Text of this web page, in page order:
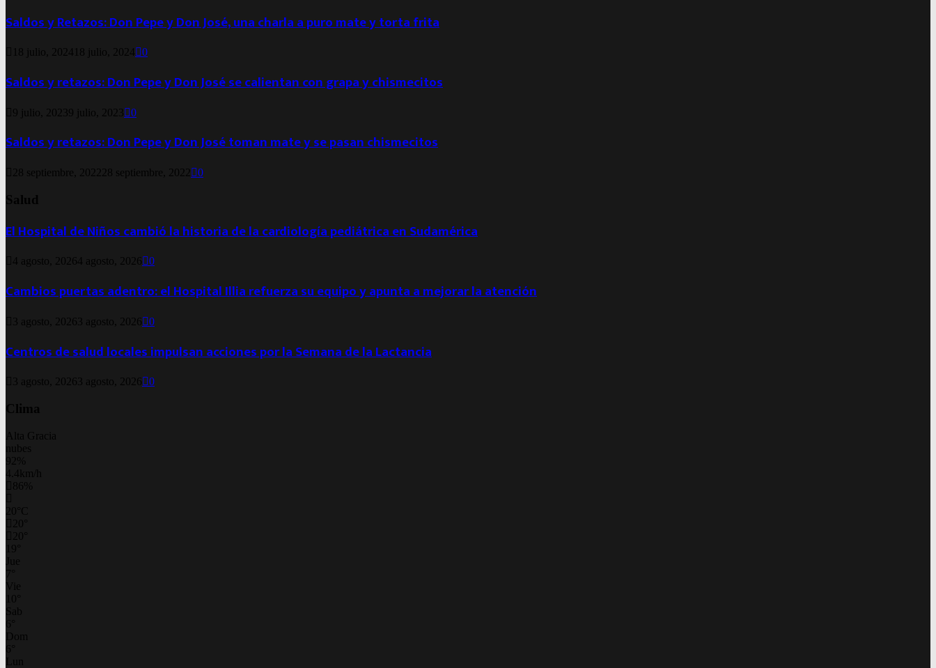
Saldos y Retazos: Don Pepe y Don José, una charla a puro mate y torta frita
18 julio, 2024 18 julio, 2024 0
Saldos y retazos: Don Pepe y Don José se calientan con grapa y chismecitos
9 julio, 20239 julio, 2023 0
Saldos y retazos: Don Pepe y Don José toman mate y se pasan chismecitos
28 septiembre, 2022 28 septiembre, 2022 0
Salud
El Hospital de Niños cambió la historia de la cardiología pediátrica en Sudamérica
4 agosto, 20264 agosto, 2026 0
Cambios puertas adentro: el Hospital Illia refuerza su equipo y apunta a mejorar la atención
3 agosto, 2026 3 agosto, 2026 0
Centros de salud locales impulsan acciones por la Semana de la Lactancia
3 agosto, 2026 3 agosto, 2026 0
Clima
Alta Gracia
nubes
92%
4.4km/h
86%
20 C
20
20
19
Jue
7
Vie
10
Sab
6
Dom
6
Lun